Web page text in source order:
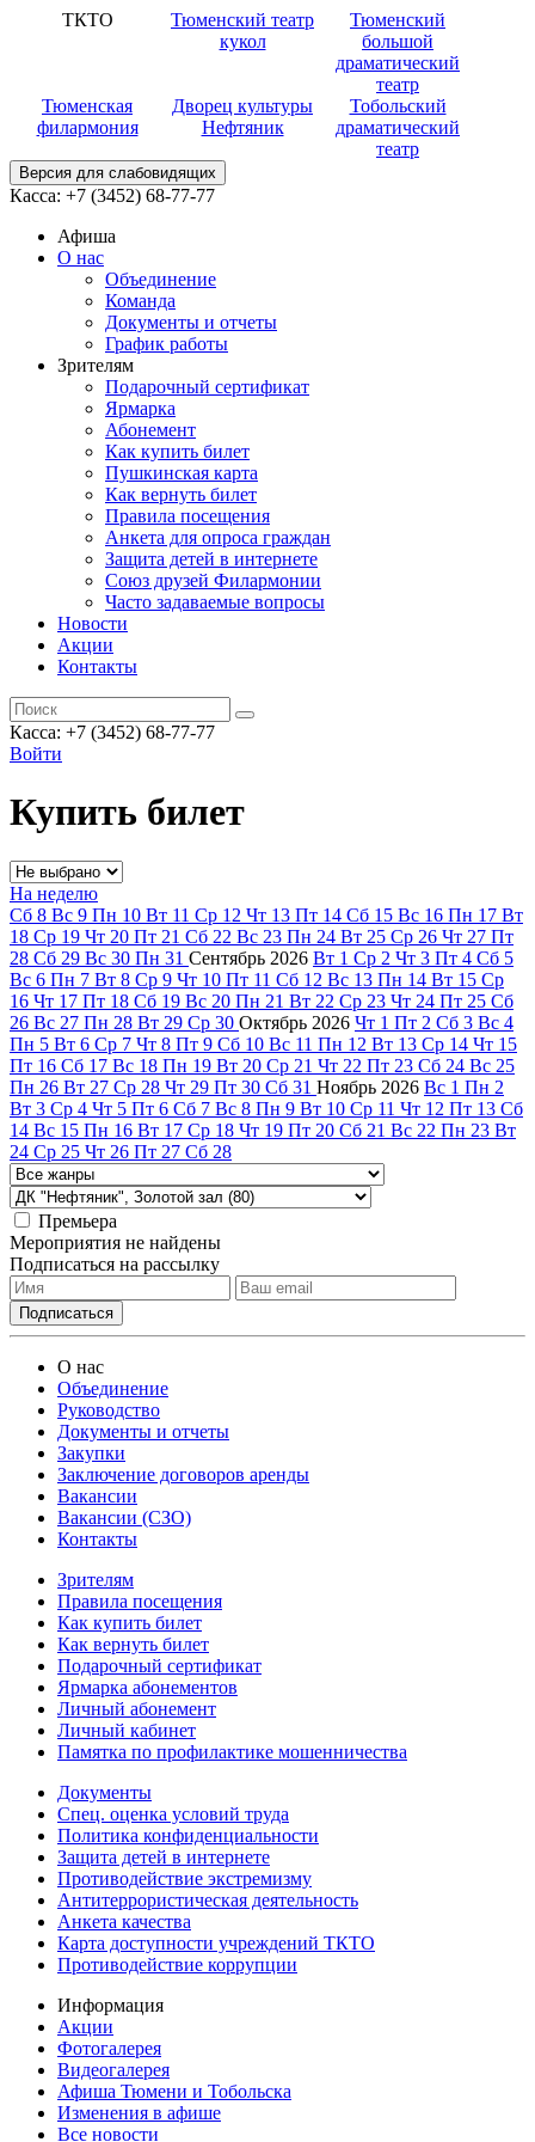
ТКТО
Тюменский театр
кукол
Тюменский
большой
драматический
театр
Тюменская
филармония
Дворец культуры
Нефтяник
Тобольский
драматический
театр
Версия для слабовидящих
Касса: +7 (3452) 68-77-77
Афиша
О нас
Объединение
Команда
Документы и отчеты
График работы
Зрителям
Подарочный сертификат
Ярмарка
Абонемент
Как купить билет
Пушкинская карта
Как вернуть билет
Правила посещения
Анкета для опроса граждан
Защита детей в интернете
Союз друзей Филармонии
Часто задаваемые вопросы
Новости
Акции
Контакты
Касса: +7 (3452) 68-77-77
Войти
Купить билет
На неделю
Сб 8 Вс 9 Пн 10 Вт 11 Ср 12 Чт 13 Пт 14 Сб 15 Вс 16 Пн 17 Вт
18 Ср 19 Чт 20 Пт 21 Сб 22 Вс 23 Пн 24 Вт 25 Ср 26 Чт 27 Пт
28 Сб 29 Вс 30 Пн 31 Сентябрь 2026 Вт 1 Ср 2 Чт 3 Пт 4 Сб 5
Вс 6 Пн 7 Вт 8 Ср 9 Чт 10 Пт 11 Сб 12 Вс 13 Пн 14 Вт 15 Ср
16 Чт 17 Пт 18 Сб 19 Вс 20 Пн 21 Вт 22 Ср 23 Чт 24 Пт 25 Сб
26 Вс 27 Пн 28 Вт 29 Ср 30 Октябрь 2026 Чт 1 Пт 2 Сб 3 Вс 4
Пн 5 Вт 6 Ср 7 Чт 8 Пт 9 Сб 10 Вс 11 Пн 12 Вт 13 Ср 14 Чт 15
Пт 16 Сб 17 Вс 18 Пн 19 Вт 20 Ср 21 Чт 22 Пт 23 Сб 24 Вс 25
Пн 26 Вт 27 Ср 28 Чт 29 Пт 30 Сб 31 Ноябрь 2026 Вс 1 Пн 2
Вт 3 Ср 4 Чт 5 Пт 6 Сб 7 Вс 8 Пн 9 Вт 10 Ср 11 Чт 12 Пт 13 Сб
14 Вс 15 Пн 16 Вт 17 Ср 18 Чт 19 Пт 20 Сб 21 Вс 22 Пн 23 Вт
24 Ср 25 Чт 26 Пт 27 Сб 28
Премьера
Мероприятия не найдены
Подписаться на рассылку
О нас
Объединение
Руководство
Документы и отчеты
Закупки
Заключение договоров аренды
Вакансии
Вакансии (СЗО)
Контакты
Зрителям
Правила посещения
Как купить билет
Как вернуть билет
Подарочный сертификат
Ярмарка абонементов
Личный абонемент
Личный кабинет
Памятка по профилактике мошенничества
Документы
Спец. оценка условий труда
Политика конфиденциальности
Защита детей в интернете
Противодействие экстремизму
Антитеррористическая деятельность
Анкета качества
Карта доступности учреждений ТКТО
Противодействие коррупции
Информация
Акции
Фотогалерея
Видеогалерея
Афиша Тюмени и Тобольска
Изменения в афише
Все новости